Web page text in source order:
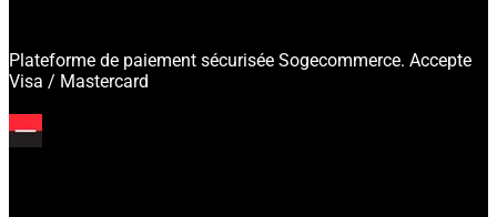
Plateforme de paiement sécurisée Sogecommerce. Accepte
Visa / Mastercard